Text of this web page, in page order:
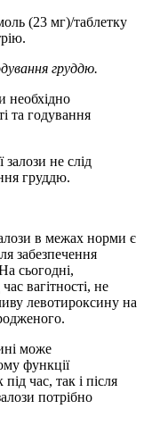
(23 мг)/таблетку
груддю.
необхідно
та годування
не слід
груддю.
в межах норми є
забезпечення
сьогодні,
вагітності, не
левотироксину на
може
функції
час, так і після
потрібно